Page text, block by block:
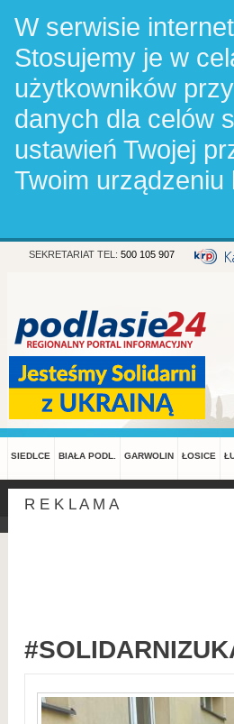
W serwisie
Stosujemy je w
użytkowników
danych dla celów
ustawień Twojej
Twoim
SEKRETARIAT TEL: 500 105 907
SIEDLCE BIAŁA PODL. GARWOLIN ŁOSICE
R E K L A M A